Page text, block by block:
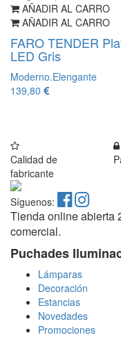
AÑADIR AL CARRO
AÑADIR AL CARRO
FARO TENDER
LED Gris
Moderno.Elengante
139,80
Calidad de
fabricante
Síguenos:
Tienda online abierta
comercial.
Puchades
Lámparas
Decoración
Estancias
Novedades
Promociones